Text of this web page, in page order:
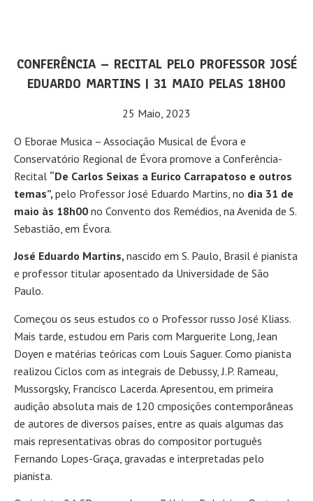
CONFERÊNCIA – RECITAL PELO PROFESSOR JOSÉ
EDUARDO MARTINS | 31 MAIO PELAS 18H00
25 Maio, 2023
O Eborae Musica – Associação Musical de Évora e
Conservatório Regional de Évora promove a Conferência-
Recital “De Carlos Seixas a Eurico Carrapatoso e outros
temas”, pelo Professor José Eduardo Martins, no dia 31 de
maio às 18h00 no Convento dos Remédios, na Avenida de S.
Sebastião, em Évora.
José Eduardo Martins, nascido em S. Paulo, Brasil é pianista
e professor titular aposentado da Universidade de São
Paulo.
Começou os seus estudos co o Professor russo José Kliass.
Mais tarde, estudou em Paris com Marguerite Long, Jean
Doyen e matérias teóricas com Louis Saguer. Como pianista
realizou Ciclos com as integrais de Debussy, J.P. Rameau,
Mussorgsky, Francisco Lacerda. Apresentou, em primeira
audição absoluta mais de 120 cmposições contemporâneas
de autores de diversos países, entre as quais algumas das
mais representativas obras do compositor português
Fernando Lopes-Graça, gravadas e interpretadas pelo
pianista.